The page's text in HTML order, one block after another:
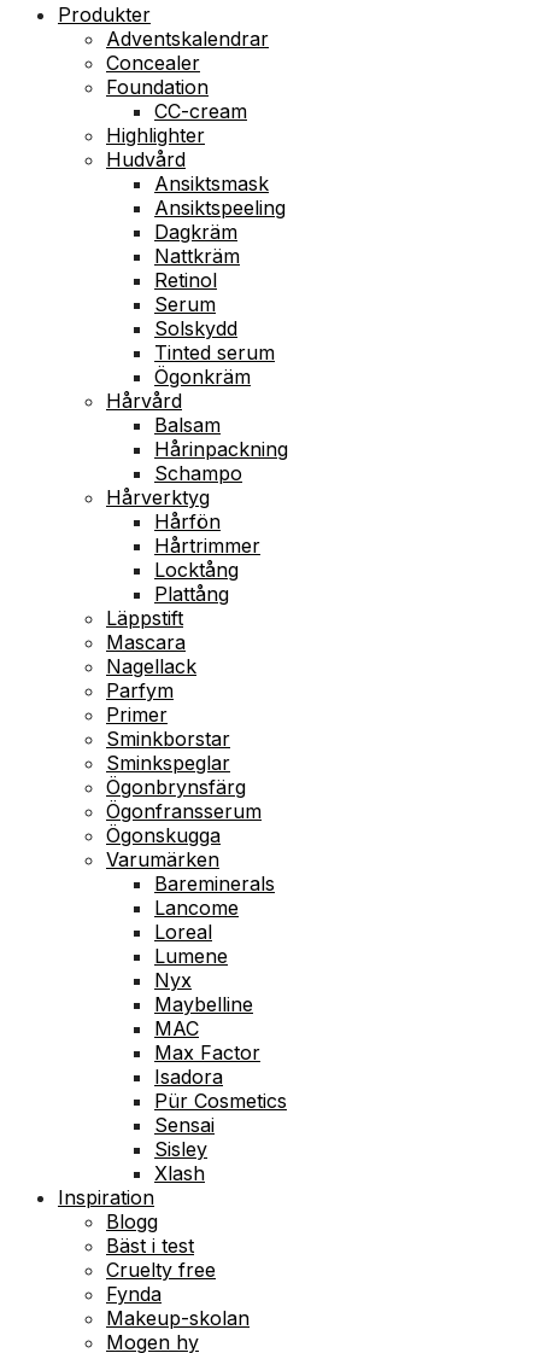
Produkter
Adventskalendrar
Concealer
Foundation
CC-cream
Highlighter
Hudvård
Ansiktsmask
Ansiktspeeling
Dagkräm
Nattkräm
Retinol
Serum
Solskydd
Tinted serum
Ögonkräm
Hårvård
Balsam
Hårinpackning
Schampo
Hårverktyg
Hårfön
Hårtrimmer
Locktång
Plattång
Läppstift
Mascara
Nagellack
Parfym
Primer
Sminkborstar
Sminkspeglar
Ögonbrynsfärg
Ögonfransserum
Ögonskugga
Varumärken
Bareminerals
Lancome
Loreal
Lumene
Nyx
Maybelline
MAC
Max Factor
Isadora
Pür Cosmetics
Sensai
Sisley
Xlash
Inspiration
Blogg
Bäst i test
Cruelty free
Fynda
Makeup-skolan
Mogen hy